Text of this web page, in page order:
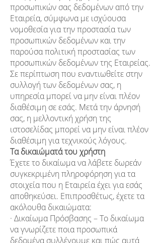
προσωπικών σας δεδομένων από την
Εταιρεία, σύμφωνα με ισχύουσα
νομοθεσία για την προστασία των
προσωπικών δεδομένων και την
παρούσα πολιτική προστασίας των
προσωπικών δεδομένων της Εταιρείας.
Σε περίπτωση που εναντιωθείτε στην
συλλογή των δεδομένων σας, η
υπηρεσία μπορεί να μην είναι πλέον
διαθέσιμη σε εσάς. Μετά την άρνησή
σας, η μελλοντική χρήση της
ιστοσελίδας μπορεί να μην είναι πλέον
διαθέσιμη για τεχνικούς λόγους.
Τα δικαιώματά του χρήστη
Έχετε το δικαίωμα να λάβετε δωρεάν
συγκεκριμένη πληροφόρηση για τα
στοιχεία που η Εταιρεία έχει για εσάς
αποθηκεύσει. Επιπροσθέτως, έχετε τα
ακόλουθα δικαιώματα:
· Δικαίωμα Πρόσβασης – Το δικαίωμα
να γνωρίζετε ποια προσωπικά
δεδομένα συλλέγουμε και πώς αυτά